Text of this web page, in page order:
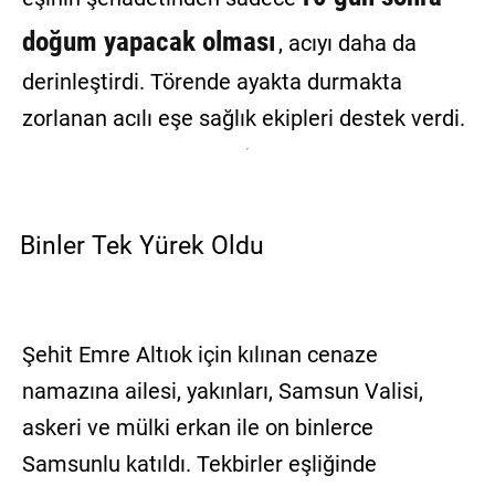
doğum yapacak olması , acıyı daha da
derinleştirdi. Törende ayakta durmakta
zorlanan acılı eşe sağlık ekipleri destek verdi.
Binler Tek Yürek Oldu
Şehit Emre Altıok için kılınan cenaze
namazına ailesi, yakınları, Samsun Valisi,
askeri ve mülki erkan ile on binlerce
Samsunlu katıldı. Tekbirler eşliğinde